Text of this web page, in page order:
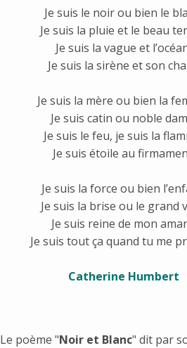
Je suis le noir ou bien le
Je suis la pluie et le beau
Je suis la vague et
Je suis la sirène et son
Je suis la mère ou bien la
Je suis catin ou noble
Je suis le feu, je suis la
Je suis étoile au
Je suis la force ou bien
Je suis la brise ou le grand
Je suis reine de mon
Je suis tout ça quand tu me
Catherine Humbert
Le poème "Noir et Blanc" dit par